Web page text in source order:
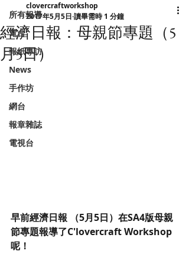
所有報導
電台
報紙專訪
News
手作坊
網台
報章雜誌
電視台
經濟日報：母親節專題（5
月5日）
clovercraftworkshop
2017年5月5日 讀畢需時 1 分鐘
早前經濟日報 （5月5日）在SA4版母親
節專題報導了C'lovercraft Workshop
呢！